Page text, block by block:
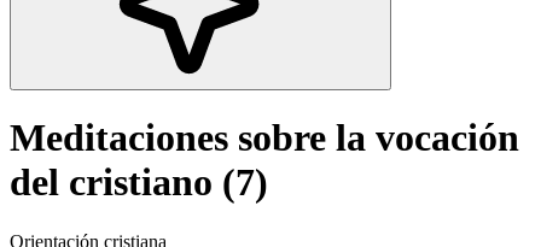
Meditaciones sobre la vocación
del cristiano (7)
Orientación cristiana